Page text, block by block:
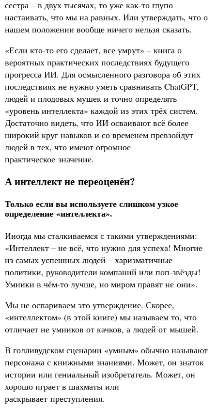
сестра – в двух тысячах, то уже как-то глупо
настаивать, что мы на равных. Или утверждать, что о
нашем положении вообще ничего нельзя сказать.
«Если кто-то его сделает, все умрут» – книга о
вероятных практических последствиях будущего
прогресса ИИ. Для осмысленного разговора об этих
последствиях не нужно уметь сравнивать ChatGPT,
людей и плодовых мушек и точно определять
«уровень интеллекта» каждой из этих трёх систем.
Достаточно видеть, что ИИ осваивают всё более
широкий круг навыков и со временем превзойдут
людей в тех, что имеют огромное
практическое значение.
А интеллект не переоценён?
Только если вы используете слишком узкое
определение «интеллекта».
Иногда мы сталкиваемся с такими утверждениями:
«Интеллект – не всё, что нужно для успеха! Многие
из самых успешных людей – харизматичные
политики, руководители компаний или поп-звёзды!
Умники в чём-то лучше, но миром правят не они».
Мы не оспариваем это утверждение. Скорее,
«интеллектом» (в этой книге) мы называем то, что
отличает не умников от качков, а людей от мышей.
В голливудском сценарии «умным» обычно называют
персонажа с книжными знаниями. Может, он знаток
истории или гениальный изобретатель. Может, он
хорошо играет в шахматы или
раскрывает преступления.